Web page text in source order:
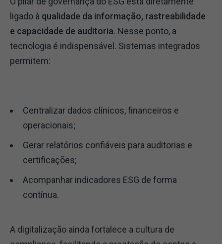
ligado à qualidade da informação, rastreabilidade
e capacidade de auditoria. Nesse ponto, a
tecnologia é indispensável. Sistemas integrados
permitem:
Centralizar dados clínicos, financeiros e
operacionais;
Gerar relatórios confiáveis para auditorias e
certificações;
Acompanhar indicadores ESG de forma
contínua.
A digitalização ainda fortalece a cultura de